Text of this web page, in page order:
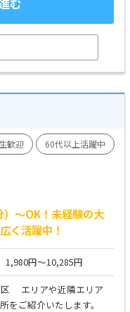
歓迎
60代以上活躍中
）～OK！未経験の大
く活躍中！
1,980円～10,285円
区 エリアや近隣エリア
をご紹介いたします。